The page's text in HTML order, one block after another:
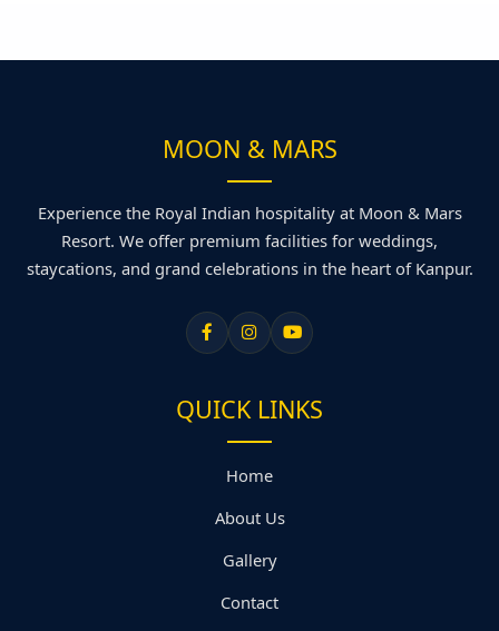
MOON & MARS
Experience the Royal Indian hospitality at Moon & Mars
Resort. We offer premium facilities for weddings,
staycations, and grand celebrations in the heart of Kanpur.
QUICK LINKS
Home
About Us
Gallery
Contact